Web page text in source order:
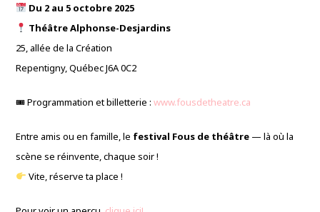
Du 2 au 5 octobre 2025
Théâtre Alphonse-Desjardins
25, allée de la Création
Repentigny, Québec J6A 0C2
🎟 Programmation et billetterie :www.fousdetheatre.ca
Entre amis ou en famille, le festival Fous de théâtre — là où la
scène se réinvente, chaque soir !
Vite, réserve ta place !